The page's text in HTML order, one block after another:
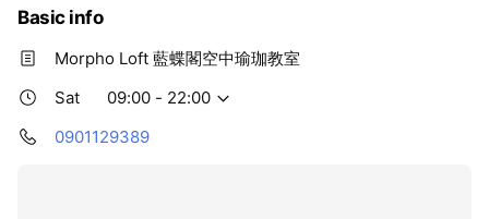
Basic info
Morpho Loft 藍蝶閣空中瑜珈教室
Sat
09:00 - 22:00
0901129389